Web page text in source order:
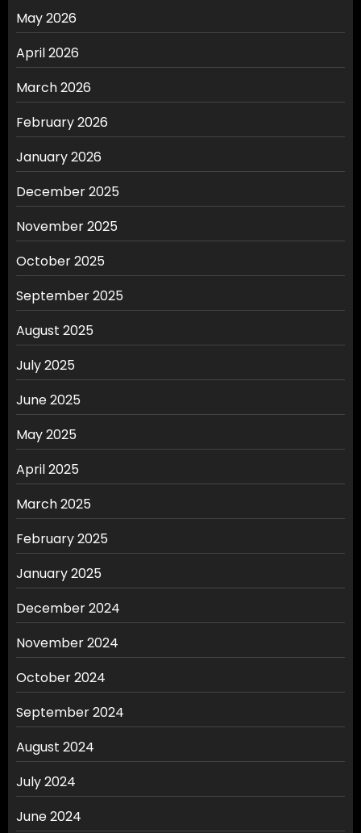
May 2026
April 2026
March 2026
February 2026
January 2026
December 2025
November 2025
October 2025
September 2025
August 2025
July 2025
June 2025
May 2025
April 2025
March 2025
February 2025
January 2025
December 2024
November 2024
October 2024
September 2024
August 2024
July 2024
June 2024